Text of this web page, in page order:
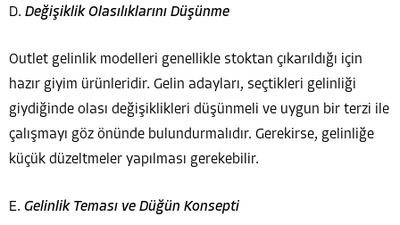
D. Değişiklik Olasılıklarını Düşünme
Outlet gelinlik modelleri genellikle stoktan çıkarıldığı için
hazır giyim ürünleridir. Gelin adayları, seçtikleri gelinliği
giydiğinde olası değişiklikleri düşünmeli ve uygun bir terzi ile
çalışmayı göz önünde bulundurmalıdır. Gerekirse, gelinliğe
küçük düzeltmeler yapılması gerekebilir.
E. Gelinlik Teması ve Düğün Konsepti